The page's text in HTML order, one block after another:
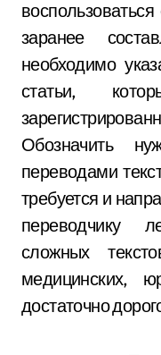
заранее
необходимо
статьи,
Обозначить
переводами
требуется и
переводчику
сложных
медицинских,
достаточно